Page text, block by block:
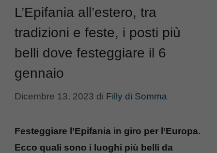
L’Epifania all’estero, tra
tradizioni e feste, i posti più
belli dove festeggiare il 6
gennaio
Dicembre 13, 2023 di Filly di Somma
Festeggiare l’Epifania in giro per l’Europa.
Ecco quali sono i luoghi più belli da